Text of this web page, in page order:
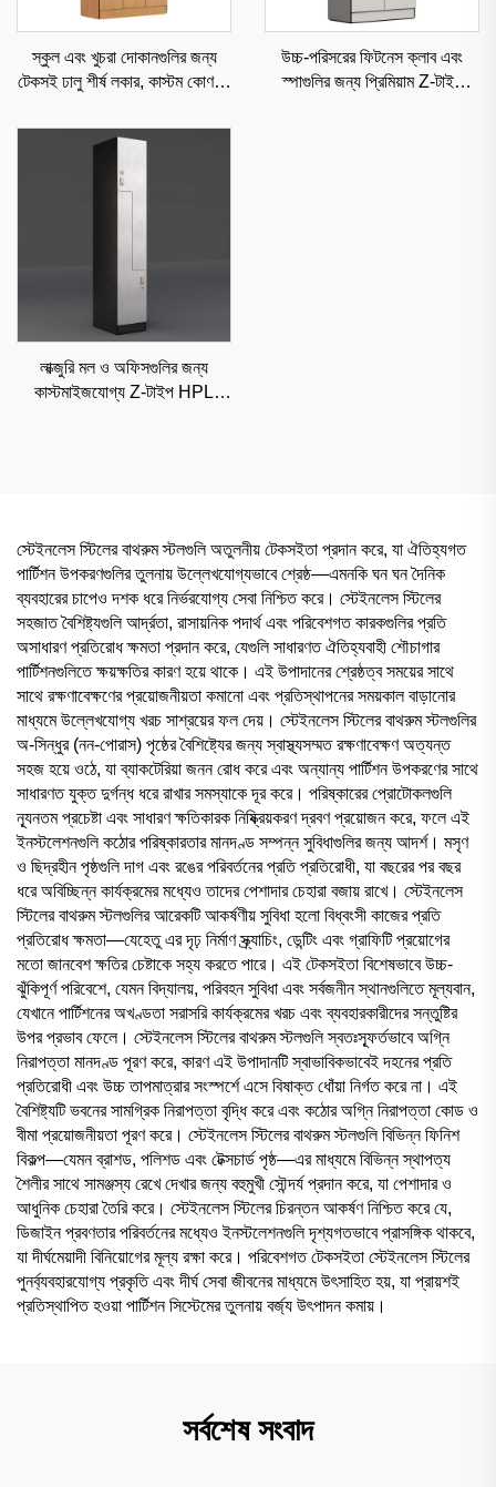
স্কুল এবং খুচরা দোকানগুলির জন্য
টেকসই ঢালু শীর্ষ লকার, কাস্টম কোণসহ
উচ্চ-পরিসরের ফিটনেস ক্লাব এবং
স্পাগুলির জন্য প্রিমিয়াম Z-টাইপ
লাক্জুরি মল ও অফিসগুলির জন্য
কাস্টমাইজযোগ্য Z-টাইপ HPL
স্টেইনলেস স্টিলের বাথরুম স্টলগুলি অতুলনীয় টেকসইতা প্রদান করে, যা ঐতিহ্যগত
পার্টিশন উপকরণগুলির তুলনায় উল্লেখযোগ্যভাবে শ্রেষ্ঠ—এমনকি ঘন ঘন দৈনিক
ব্যবহারের চাপেও দশক ধরে নির্ভরযোগ্য সেবা নিশ্চিত করে। স্টেইনলেস স্টিলের
সহজাত বৈশিষ্ট্যগুলি আর্দ্রতা, রাসায়নিক পদার্থ এবং পরিবেশগত কারকগুলির প্রতি
অসাধারণ প্রতিরোধ ক্ষমতা প্রদান করে, যেগুলি সাধারণত ঐতিহ্যবাহী শৌচাগার
পার্টিশনগুলিতে ক্ষয়ক্ষতির কারণ হয়ে থাকে। এই উপাদানের শ্রেষ্ঠত্ব সময়ের সাথে
সাথে রক্ষণাবেক্ষণের প্রয়োজনীয়তা কমানো এবং প্রতিস্থাপনের সময়কাল বাড়ানোর
মাধ্যমে উল্লেখযোগ্য খরচ সাশ্রয়ের ফল দেয়। স্টেইনলেস স্টিলের বাথরুম স্টলগুলির
অ-সিন্ধুর (নন-পোরাস) পৃষ্ঠের বৈশিষ্ট্যের জন্য স্বাস্থ্যসম্মত রক্ষণাবেক্ষণ অত্যন্ত
সহজ হয়ে ওঠে, যা ব্যাকটেরিয়া জনন রোধ করে এবং অন্যান্য পার্টিশন উপকরণের সাথে
সাধারণত যুক্ত দুর্গন্ধ ধরে রাখার সমস্যাকে দূর করে। পরিষ্কারের প্রোটোকলগুলি
ন্যূনতম প্রচেষ্টা এবং সাধারণ ক্ষতিকারক নিষ্ক্রিয়করণ দ্রবণ প্রয়োজন করে, ফলে এই
ইনস্টলেশনগুলি কঠোর পরিষ্কারতার মানদণ্ড সম্পন্ন সুবিধাগুলির জন্য আদর্শ। মসৃণ
ও ছিদ্রহীন পৃষ্ঠগুলি দাগ এবং রঙের পরিবর্তনের প্রতি প্রতিরোধী, যা বছরের পর বছর
ধরে অবিচ্ছিন্ন কার্যক্রমের মধ্যেও তাদের পেশাদার চেহারা বজায় রাখে। স্টেইনলেস
স্টিলের বাথরুম স্টলগুলির আরেকটি আকর্ষণীয় সুবিধা হলো বিধ্বংসী কাজের প্রতি
প্রতিরোধ ক্ষমতা—যেহেতু এর দৃঢ় নির্মাণ স্ক্র্যাচিং, ডেন্টিং এবং গ্রাফিটি প্রয়োগের
মতো জানবেশ ক্ষতির চেষ্টাকে সহ্য করতে পারে। এই টেকসইতা বিশেষভাবে উচ্চ-
ঝুঁকিপূর্ণ পরিবেশে, যেমন বিদ্যালয়, পরিবহন সুবিধা এবং সর্বজনীন স্থানগুলিতে মূল্যবান,
যেখানে পার্টিশনের অখণ্ডতা সরাসরি কার্যক্রমের খরচ এবং ব্যবহারকারীদের সন্তুষ্টির
উপর প্রভাব ফেলে। স্টেইনলেস স্টিলের বাথরুম স্টলগুলি স্বতঃস্ফূর্তভাবে অগ্নি
নিরাপত্তা মানদণ্ড পূরণ করে, কারণ এই উপাদানটি স্বাভাবিকভাবেই দহনের প্রতি
প্রতিরোধী এবং উচ্চ তাপমাত্রার সংস্পর্শে এসে বিষাক্ত ধোঁয়া নির্গত করে না। এই
বৈশিষ্ট্যটি ভবনের সামগ্রিক নিরাপত্তা বৃদ্ধি করে এবং কঠোর অগ্নি নিরাপত্তা কোড ও
বীমা প্রয়োজনীয়তা পূরণ করে। স্টেইনলেস স্টিলের বাথরুম স্টলগুলি বিভিন্ন ফিনিশ
বিকল্প—যেমন ব্রাশড, পলিশড এবং টেক্সচার্ড পৃষ্ঠ—এর মাধ্যমে বিভিন্ন স্থাপত্য
শৈলীর সাথে সামঞ্জস্য রেখে দেখার জন্য বহুমুখী সৌন্দর্য প্রদান করে, যা পেশাদার ও
আধুনিক চেহারা তৈরি করে। স্টেইনলেস স্টিলের চিরন্তন আকর্ষণ নিশ্চিত করে যে,
ডিজাইন প্রবণতার পরিবর্তনের মধ্যেও ইনস্টলেশনগুলি দৃশ্যগতভাবে প্রাসঙ্গিক থাকবে,
যা দীর্ঘমেয়াদী বিনিয়োগের মূল্য রক্ষা করে। পরিবেশগত টেকসইতা স্টেইনলেস স্টিলের
পুনর্ব্যবহারযোগ্য প্রকৃতি এবং দীর্ঘ সেবা জীবনের মাধ্যমে উৎসাহিত হয়, যা প্রায়শই
প্রতিস্থাপিত হওয়া পার্টিশন সিস্টেমের তুলনায় বর্জ্য উৎপাদন কমায়।
সর্বশেষ সংবাদ